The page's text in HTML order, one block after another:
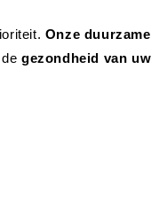
Onze duurzame
gezondheid van uw